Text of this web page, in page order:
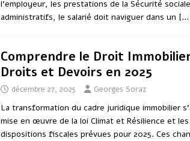
l’employeur, les prestations de la Sécurité
administratifs, le salarié doit naviguer dans un
Comprendre le Droit
Droits et Devoirs en 2025
décembre 27, 2025 Georges Soraz
La transformation du cadre juridique immobilier
mise en œuvre de la loi Climat et Résilience et
dispositions fiscales prévues pour 2025. Ces